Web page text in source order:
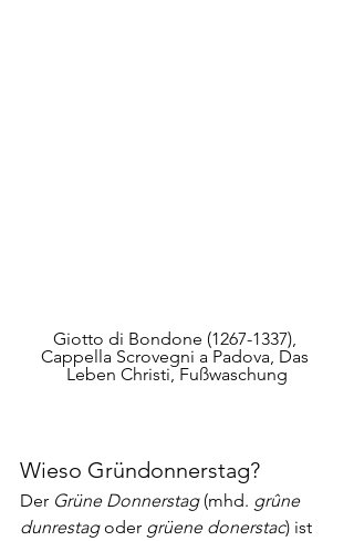
Giotto di Bondone (1267-1337),
Cappella Scrovegni a Padova, Das
Leben Christi, Fußwaschung
Wieso Gründonnerstag?
Der Grüne Donnerstag (mhd. grûne
dunrestag oder grüene donerstac) ist